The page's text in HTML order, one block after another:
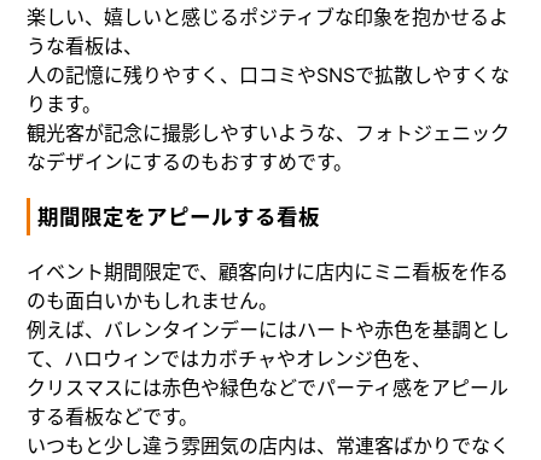
楽しい、嬉しいと感じるポジティブな印象を抱かせるよ
うな看板は、
人の記憶に残りやすく、口コミやSNSで拡散しやすくな
ります。
観光客が記念に撮影しやすいような、フォトジェニック
なデザインにするのもおすすめです。
期間限定をアピールする看板
イベント期間限定で、顧客向けに店内にミニ看板を作る
のも面白いかもしれません。
例えば、バレンタインデーにはハートや赤色を基調とし
て、ハロウィンではカボチャやオレンジ色を、
クリスマスには赤色や緑色などでパーティ感をアピール
する看板などです。
いつもと少し違う雰囲気の店内は、常連客ばかりでなく